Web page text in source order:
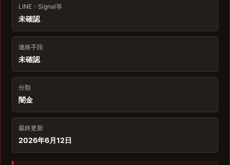
LINE・Signal等
未確認
連絡手段
未確認
分類
闇金
最終更新
2026年6月12日